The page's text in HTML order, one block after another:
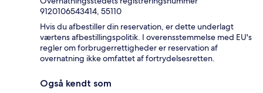
9120106543414, 55110
Hvis du afbestiller din reservation, er dette underlagt
værtens afbestillingspolitik. I overensstemmelse med EU's
regler om forbrugerrettigheder er reservation af
overnatning ikke omfattet af fortrydelsesretten.
Også kendt som